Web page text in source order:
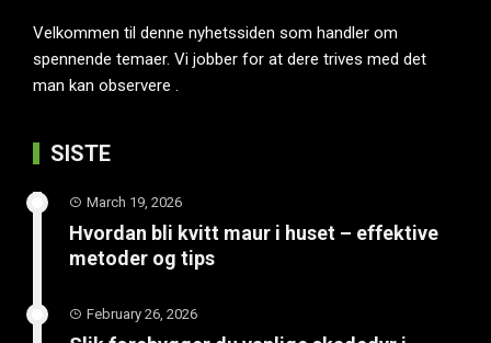
Velkommen til denne nyhetssiden som handler om
spennende temaer. Vi jobber for at dere trives med det
man kan observere .
SISTE
March 19, 2026
Hvordan bli kvitt maur i huset – effektive
metoder og tips
February 26, 2026